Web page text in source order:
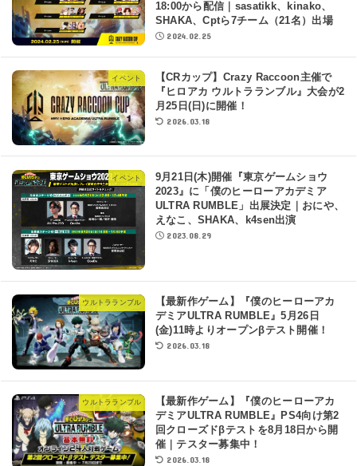
18:00から配信｜sasatikk、kinako、
SHAKA、Cptら7チーム（21名）出場
2024.02.25
イベント
【CRカップ】Crazy Raccoon主催で
『ヒロアカ ウルトラランブル』大会が2
月25日(日)に開催！
2026.03.18
イベント
9月21日(木)開催『東京ゲームショウ
2023』に「僕のヒーローアカデミア
ULTRA RUMBLE」出展決定｜おにや、
えなこ、SHAKA、k4sen出演
2023.08.29
ウルトラランブル
【最新作ゲーム】『僕のヒーローアカ
デミアULTRA RUMBLE』5月26日
(金)11時よりオープンβテスト開催！
2026.03.18
ウルトラランブル
【最新作ゲーム】『僕のヒーローアカ
デミアULTRA RUMBLE』PS4向け第2
回クローズドβテストを8月18日から開
催｜テスター募集中！
2026.03.18